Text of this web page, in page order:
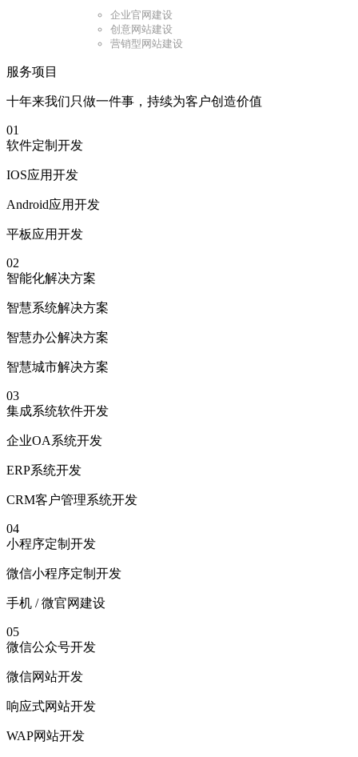
企业官网建设
创意网站建设
营销型网站建设
服务项目
十年来我们只做一件事，持续为客户创造价值
01
软件定制开发
IOS应用开发
Android应用开发
平板应用开发
02
智能化解决方案
智慧系统解决方案
智慧办公解决方案
智慧城市解决方案
03
集成系统软件开发
企业OA系统开发
ERP系统开发
CRM客户管理系统开发
04
小程序定制开发
微信小程序定制开发
手机 / 微官网建设
05
微信公众号开发
微信网站开发
响应式网站开发
WAP网站开发